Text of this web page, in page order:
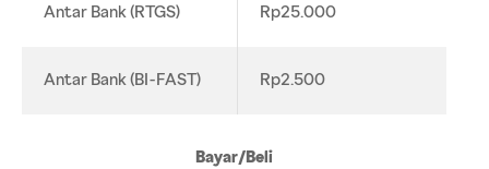
Antar Bank (RTGS) Rp25.000
Antar Bank (BI-FAST) Rp2.500
Bayar/Beli